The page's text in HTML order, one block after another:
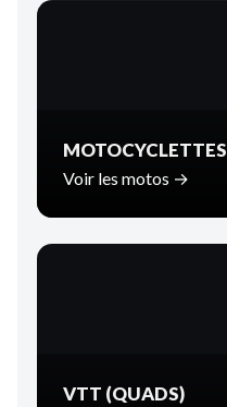
MOTOCYCLETTES
Voir les motos →
VTT (QUADS)